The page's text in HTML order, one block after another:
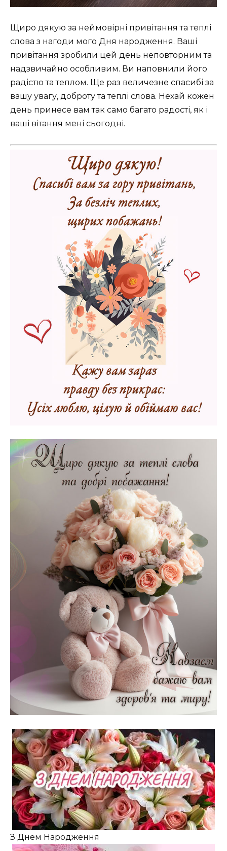
Щиро дякую за неймовірні привітання та теплі
слова з нагоди мого Дня народження. Ваші
привітання зробили цей день неповторним та
надзвичайно особливим. Ви наповнили його
радістю та теплом. Ще раз величезне спасибі за
вашу увагу, доброту та теплі слова. Нехай кожен
день принесе вам так само багато радості, як і
ваші вітання мені сьогодні.
З Днем Народження